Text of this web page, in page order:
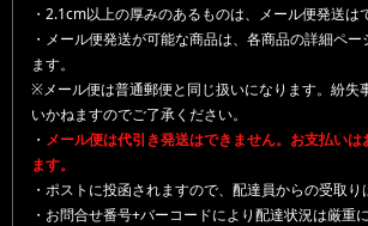
・2.1cm以上の厚みのあるものは、メール便発送は
・メール便発送が可能な商品は、各商品の詳細ペー
ます。
※メール便は普通郵便と同じ扱いになります。紛失
いかねますのでご了承ください。
・ メール便は代引き発送はできません。お支払いは
ます。
・ポストに投函されますので、配達員からの受取り
・お問合せ番号+バーコードにより配達状況は厳重